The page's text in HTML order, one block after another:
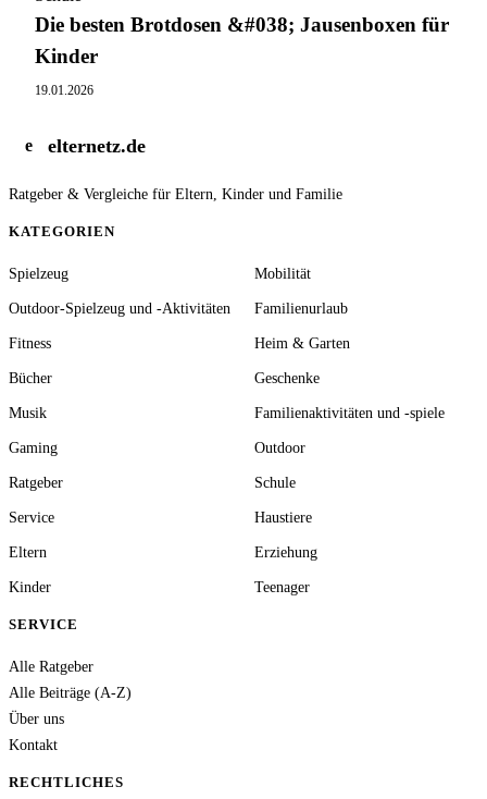
Die besten Brotdosen &#038; Jausenboxen für
Kinder
19.01.2026
e elternetz.de
Ratgeber & Vergleiche für Eltern, Kinder und Familie
KATEGORIEN
Spielzeug Mobilität
Outdoor-Spielzeug und -Aktivitäten Familienurlaub
Fitness Heim & Garten
Bücher Geschenke
Musik Familienaktivitäten und -spiele
Gaming Outdoor
Ratgeber Schule
Service Haustiere
Eltern Erziehung
Kinder Teenager
SERVICE
Alle Ratgeber
Alle Beiträge (A-Z)
Über uns
Kontakt
RECHTLICHES